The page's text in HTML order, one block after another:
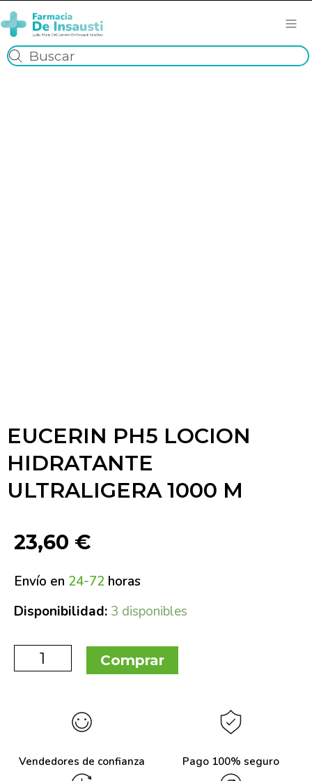
EUCERIN PH5 LOCION
HIDRATANTE
ULTRALIGERA 1000 M
23,60 €
Envío en 24-72 horas
Disponibilidad: 3 disponibles
Comprar
Vendedores de confianza Pago 100% seguro